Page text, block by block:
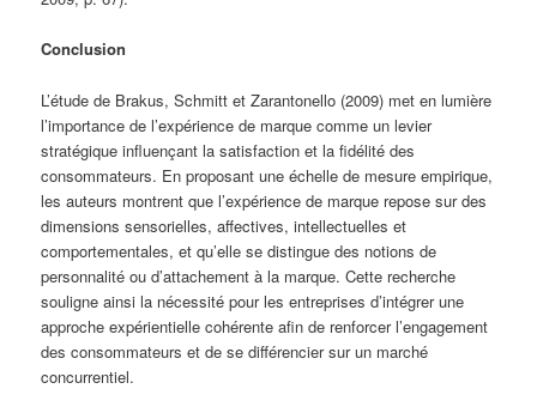
Conclusion
L’étude de Brakus, Schmitt et Zarantonello (2009) met en lumière
l’importance de l’expérience de marque comme un levier
stratégique influençant la satisfaction et la fidélité des
consommateurs. En proposant une échelle de mesure empirique,
les auteurs montrent que l’expérience de marque repose sur des
dimensions sensorielles, affectives, intellectuelles et
comportementales, et qu’elle se distingue des notions de
personnalité ou d’attachement à la marque. Cette recherche
souligne ainsi la nécessité pour les entreprises d’intégrer une
approche expérientielle cohérente afin de renforcer l’engagement
des consommateurs et de se différencier sur un marché
concurrentiel.